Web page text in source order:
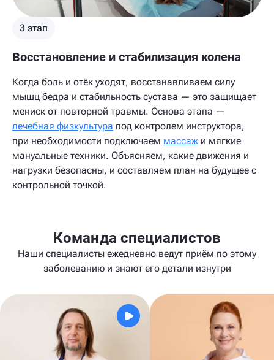
3 этап
Восстановление и стабилизация колена
Когда боль и отёк уходят, восстанавливаем силу
мышц бедра и стабильность сустава — это защищает
мениск от повторной травмы. Основа этапа —
лечебная физкультура под контролем инструктора,
при необходимости подключаем массаж и мягкие
мануальные техники. Объясняем, какие движения и
нагрузки безопасны, и составляем план на будущее с
контрольной точкой.
Команда специалистов
Наши специалисты ежедневно ведут приём по этому
заболеванию и знают его детали изнутри